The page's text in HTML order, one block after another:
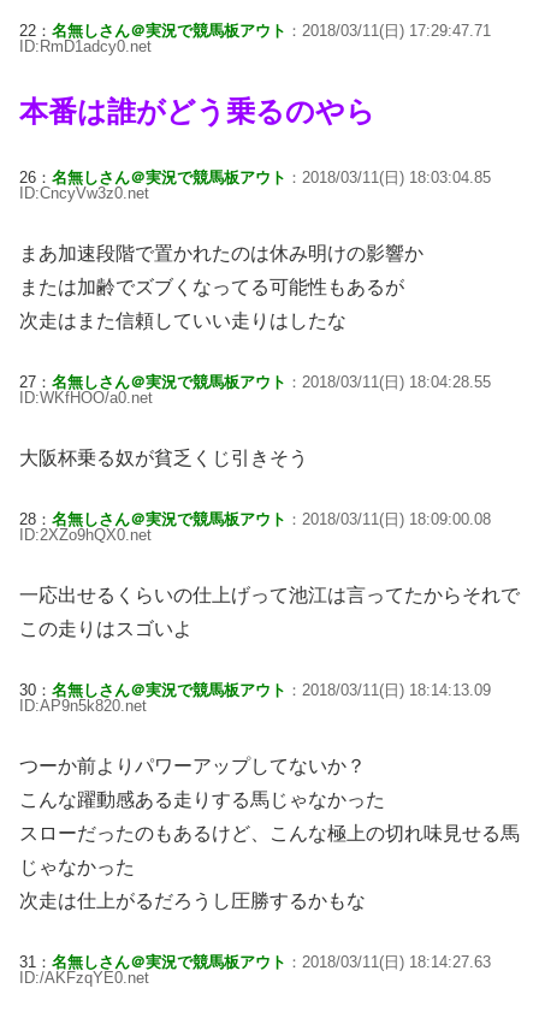
22： 名無しさん＠実況で競馬板アウト ：2018/03/11(日) 17:29:47.71
ID:RmD1adcy0.net
本番は誰がどう乗るのやら
26： 名無しさん＠実況で競馬板アウト ：2018/03/11(日) 18:03:04.85
ID:CncyVw3z0.net
まあ加速段階で置かれたのは休み明けの影響か
または加齢でズブくなってる可能性もあるが
次走はまた信頼していい走りはしたな
27： 名無しさん＠実況で競馬板アウト ：2018/03/11(日) 18:04:28.55
ID:WKfHOO/a0.net
大阪杯乗る奴が貧乏くじ引きそう
28： 名無しさん＠実況で競馬板アウト ：2018/03/11(日) 18:09:00.08
ID:2XZo9hQX0.net
一応出せるくらいの仕上げって池江は言ってたからそれで
この走りはスゴいよ
30： 名無しさん＠実況で競馬板アウト ：2018/03/11(日) 18:14:13.09
ID:AP9n5k820.net
つーか前よりパワーアップしてないか？
こんな躍動感ある走りする馬じゃなかった
スローだったのもあるけど、こんな極上の切れ味見せる馬
じゃなかった
次走は仕上がるだろうし圧勝するかもな
31： 名無しさん＠実況で競馬板アウト ：2018/03/11(日) 18:14:27.63
ID:/AKFzqYE0.net